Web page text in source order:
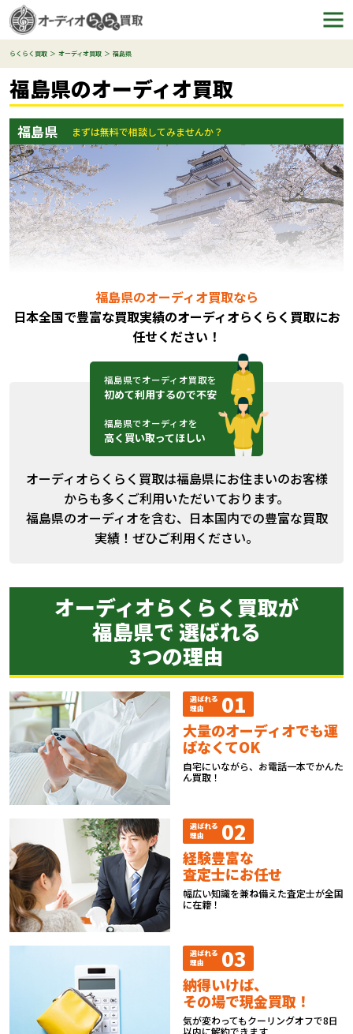
らくらく買取 オーディオ買取 福島県
福島県のオーディオ買取
福島県 まずは無料で相談してみませんか？
福島県のオーディオ買取なら
日本全国で豊富な買取実績のオーディオらくらく買取にお
任せください！
福島県でオーディオ買取を
初めて利用するので不安
福島県でオーディオを
高く買い取ってほしい
オーディオらくらく買取は福島県にお住まいのお客様
からも多くご利用いただいております。
福島県のオーディオを含む、日本国内での豊富な買取
実績！ぜひご利用ください。
オーディオらくらく買取が
福島県で 選ばれる
3つの理由
選ばれる
理由
01
大量のオーディオでも運
ばなくてOK
自宅にいながら、お電話一本でかんた
ん買取！
選ばれる
理由
02
経験豊富な
査定士にお任せ
幅広い知識を兼ね備えた査定士が全国
に在籍！
選ばれる
理由
03
納得いけば、
その場で現金買取！
気が変わってもクーリングオフで8日